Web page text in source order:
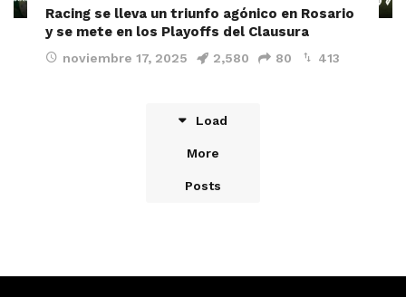
Racing se lleva un triunfo agónico en Rosario
y se mete en los Playoffs del Clausura
noviembre 17, 2025 2,580 80 413
Load
More
Posts